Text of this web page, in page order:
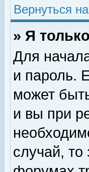
Вернуться
» Я
Для
и пароль.
может
и вы при
случай, то